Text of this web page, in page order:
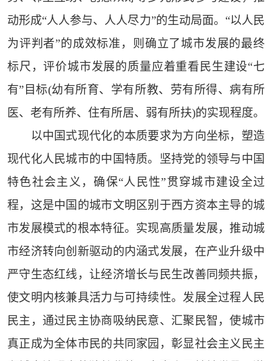
动形成“人人参与、人人尽力”的生动局面。“以人民
为评判者”的成效标准，则确立了城市发展的最终
标尺，评价城市发展的质量应着重看民生建设“七
有”目标(幼有所育、学有所教、劳有所得、病有所
医、老有所养、住有所居、弱有所扶)的实现程度。
以中国式现代化的本质要求为方向坐标，塑造
现代化人民城市的中国特质。坚持党的领导与中国
特色社会主义，确保“人民性”贯穿城市建设全过
程，这是中国的城市文明区别于西方资本主导的城
市发展模式的根本特征。实现高质量发展，推动城
市经济转向创新驱动的内涵式发展，在产业升级中
严守生态红线，让经济增长与民生改善同频共振，
使文明内核兼具活力与可持续性。发展全过程人民
民主，通过民主协商吸纳民意、汇聚民智，使城市
真正成为全体市民的共同家园，彰显社会主义民主